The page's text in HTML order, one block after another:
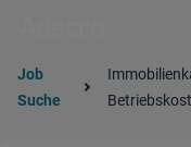
Job
Suche